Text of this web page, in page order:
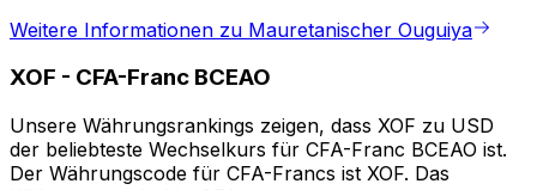
Weitere Informationen zu Mauretanischer Ouguiya
XOF - CFA-Franc BCEAO
Unsere Währungsrankings zeigen, dass XOF zu USD
der beliebteste Wechselkurs für CFA-Franc BCEAO ist.
Der Währungscode für CFA-Francs ist XOF. Das